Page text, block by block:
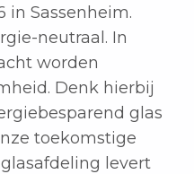
in Sassenheim.
neutraal. In
worden
Denk hierbij
glas
toekomstige
levert